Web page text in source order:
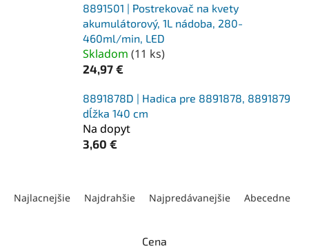
8891501 | Postrekovač na kvety
akumulátorový, 1L nádoba, 280-
460ml/min, LED
Skladom (11 ks)
24,97 €
8891878D | Hadica pre 8891878, 8891879
dĺžka 140 cm
Na dopyt
3,60 €
Najlacnejšie Najdrahšie Najpredávanejšie Abecedne
Cena